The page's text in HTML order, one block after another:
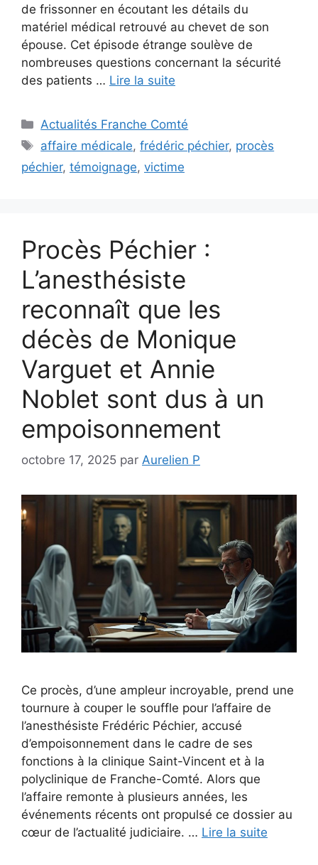
de frissonner en écoutant les détails du
matériel médical retrouvé au chevet de son
épouse. Cet épisode étrange soulève de
nombreuses questions concernant la sécurité
des patients … Lire la suite
Catégories
Actualités Franche Comté
Étiquettes
affaire médicale,frédéric péchier, procès
péchier, témoignage, victime
Procès Péchier :
L’anesthésiste
reconnaît que les
décès de Monique
Varguet et Annie
Noblet sont dus à un
empoisonnement
octobre 17, 2025 par Aurelien P
Ce procès, d’une ampleur incroyable, prend une
tournure à couper le souffle pour l’affaire de
l’anesthésiste Frédéric Péchier, accusé
d’empoisonnement dans le cadre de ses
fonctions à la clinique Saint-Vincent et à la
polyclinique de Franche-Comté. Alors que
l’affaire remonte à plusieurs années, les
événements récents ont propulsé ce dossier au
cœur de l’actualité judiciaire. … Lire la suite